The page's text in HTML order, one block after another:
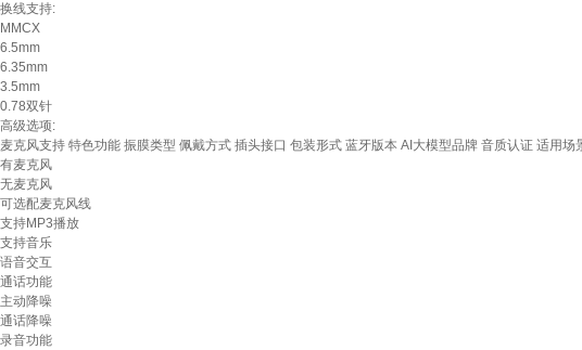
换线支持:
MMCX
6.5mm
6.35mm
3.5mm
0.78双针
高级选项:
麦克风支持 特色功能 振膜类型 佩戴方式 插头接口 包装形式 蓝牙版本 AI大模型品牌 音质认证 适用场
有麦克风
无麦克风
可选配麦克风线
支持MP3播放
支持音乐
语音交互
通话功能
主动降噪
通话降噪
录音功能